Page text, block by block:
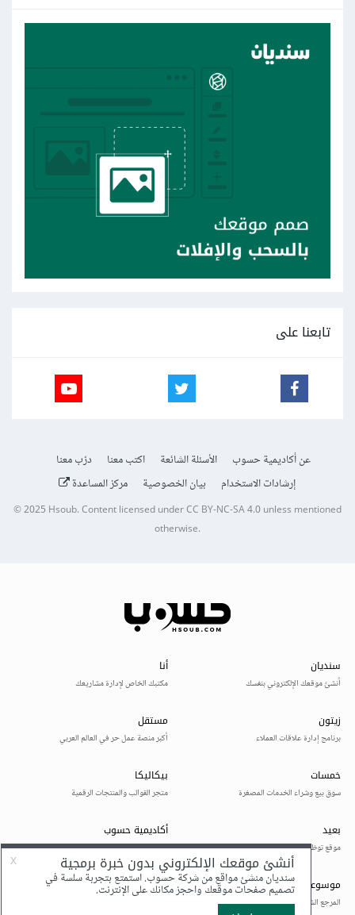
تابعنا على
عن أكاديمية حسوب الأسئلة الشائعة اكتب معنا
درّب معنا
إرشادات الاستخدام
بيان الخصوصية مركز المساعدة
© 2025Hsoub.Content licensed underCC BY-NC-SA 4.0unless mentioned
otherwise.